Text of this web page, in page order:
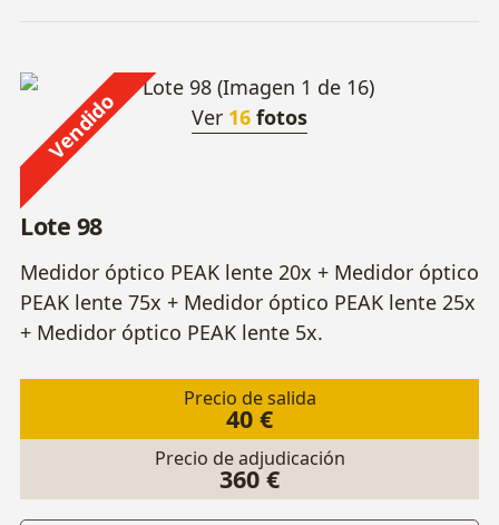
Vendido Ver 16 fotos
Lote 98
Medidor óptico PEAK lente 20x + Medidor óptico
PEAK lente 75x + Medidor óptico PEAK lente 25x
+ Medidor óptico PEAK lente 5x.
Precio de salida
40 €
Precio de adjudicación
360 €